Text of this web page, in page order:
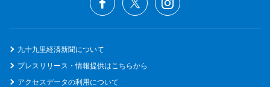
九十九里経済新聞について
プレスリリース・情報提供はこちらから
アクセスデータの利用について